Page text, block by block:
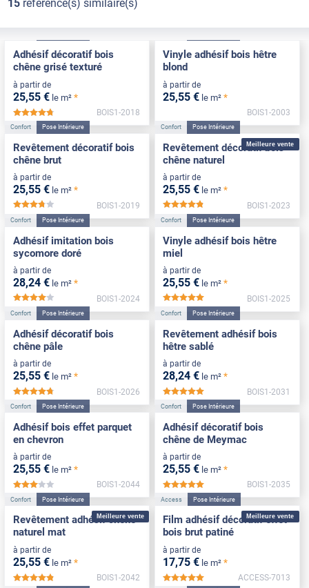
15référence(s) similaire(s)
Adhésif décoratif bois
chêne grisé texturé
à partir de
25,55 € le m² *
*****
BOIS1-2018
Vinyle adhésif bois hêtre
blond
à partir de
25,55 € le m² *
BOIS1-2003
Confort Pose Intérieure
Revêtement décoratif bois
chêne brut
à partir de
25,55 € le m² *
*****
BOIS1-2019
Meilleure vente
Confort Pose Intérieure
Revêtement décoratif bois
chêne naturel
à partir de
25,55 € le m² *
BOIS1-2023
Confort Pose Intérieure
Adhésif imitation bois
sycomore doré
à partir de
28,24 € le m² *
*****
BOIS1-2024
Confort Pose Intérieure
Vinyle adhésif bois hêtre
miel
à partir de
25,55 € le m² *
BOIS1-2025
Confort Pose Intérieure
Adhésif décoratif bois
chêne pâle
à partir de
25,55 € le m² *
*****
BOIS1-2026
Confort Pose Intérieure
Revêtement adhésif bois
hêtre sablé
à partir de
28,24 € le m² *
BOIS1-2031
Confort Pose Intérieure
Adhésif bois effet parquet
en chevron
à partir de
25,55 € le m² *
*****
BOIS1-2044
Confort Pose Intérieure
Adhésif décoratif bois
chêne de Meymac
à partir de
25,55 € le m² *
BOIS1-2035
Meilleure vente
Confort Pose Intérieure
Revêtement adhésif chêne
naturel mat
à partir de
25,55 € le m² *
*****
BOIS1-2042
Meilleure vente
Access Pose Intérieure
Film adhésif décoratif effet
bois brut patiné
à partir de
17,75 € le m² *
ACCESS-7013